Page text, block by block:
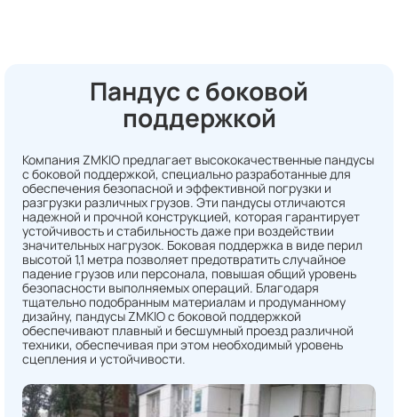
Пандус с боковой
поддержкой
Компания ZMKIO предлагает высококачественные пандусы
с боковой поддержкой, специально разработанные для
обеспечения безопасной и эффективной погрузки и
разгрузки различных грузов. Эти пандусы отличаются
надежной и прочной конструкцией, которая гарантирует
устойчивость и стабильность даже при воздействии
значительных нагрузок. Боковая поддержка в виде перил
высотой 1,1 метра позволяет предотвратить случайное
падение грузов или персонала, повышая общий уровень
безопасности выполняемых операций. Благодаря
тщательно подобранным материалам и продуманному
дизайну, пандусы ZMKIO с боковой поддержкой
обеспечивают плавный и бесшумный проезд различной
техники, обеспечивая при этом необходимый уровень
сцепления и устойчивости.